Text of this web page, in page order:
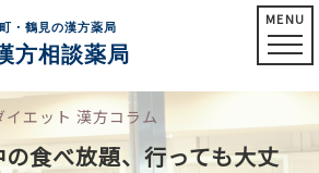
・鶴見の漢方薬局
方相談薬局
MENU
イエット 漢方コラム
食べ放題、行っても大丈